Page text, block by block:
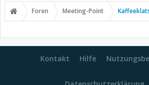
Foren Meeting-Point
Kontakt Hilfe